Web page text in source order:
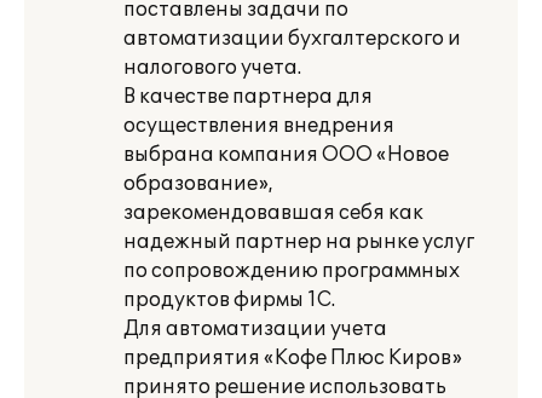
поставлены задачи по
автоматизации бухгалтерского и
налогового учета.
В качестве партнера для
осуществления внедрения
выбрана компания ООО «Новое
образование»,
зарекомендовавшая себя как
надежный партнер на рынке услуг
по сопровождению программных
продуктов фирмы 1С.
Для автоматизации учета
предприятия «Кофе Плюс Киров»
принято решение использовать